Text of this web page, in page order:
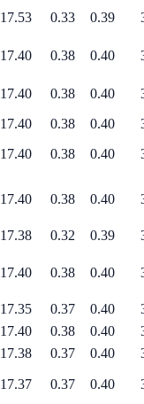
17.53 0.33 0.39
17.40 0.38 0.40
17.40 0.38 0.40
17.40 0.38 0.40
17.40 0.38 0.40
17.40 0.38 0.40
17.38 0.32 0.39
17.40 0.38 0.40
17.35 0.37 0.40
17.40 0.38 0.40
17.38 0.37 0.40
17.37 0.37 0.40